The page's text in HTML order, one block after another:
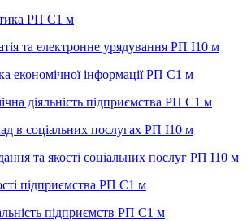
РП С1 м
та електронне урядування РП I10 м
економічної інформації РП С1 м
діяльність підприємства РП С1 м
в соціальних послугах РП I10 м
та якості соціальних послуг РП I10 м
підприємства РП С1 м
підприємств РП С1 м